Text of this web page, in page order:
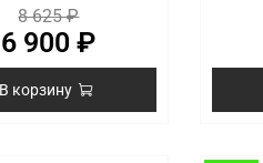
8 625 ₽
6 900 ₽
В корзину